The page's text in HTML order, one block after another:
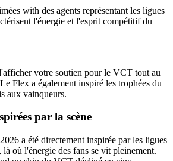
with des agents représentant les ligues
l'énergie et l'esprit compétitif du
votre soutien pour le VCT tout au
Flex a également inspiré les trophées du
aux vainqueurs.
par la scène
a été directement inspirée par les ligues
où l'énergie des fans se vit pleinement.